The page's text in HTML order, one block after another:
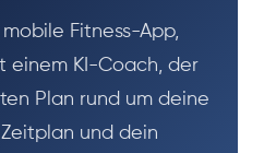
Fitness-App,
einem KI-Coach, der
Plan rund um deine
und dein